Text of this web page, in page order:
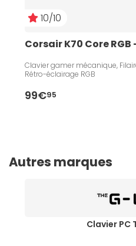
10/10
Corsair K70 Core RGB
Clavier gamer mécanique,
Rétro-éclairage RGB
99€95
Autres marques
Clavier PC